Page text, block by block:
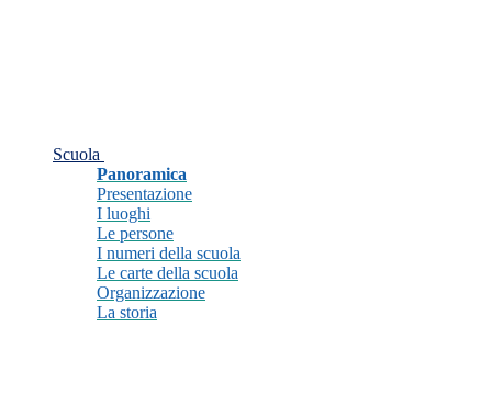
Scuola
Panoramica
Presentazione
I luoghi
Le persone
I numeri della scuola
Le carte della scuola
Organizzazione
La storia